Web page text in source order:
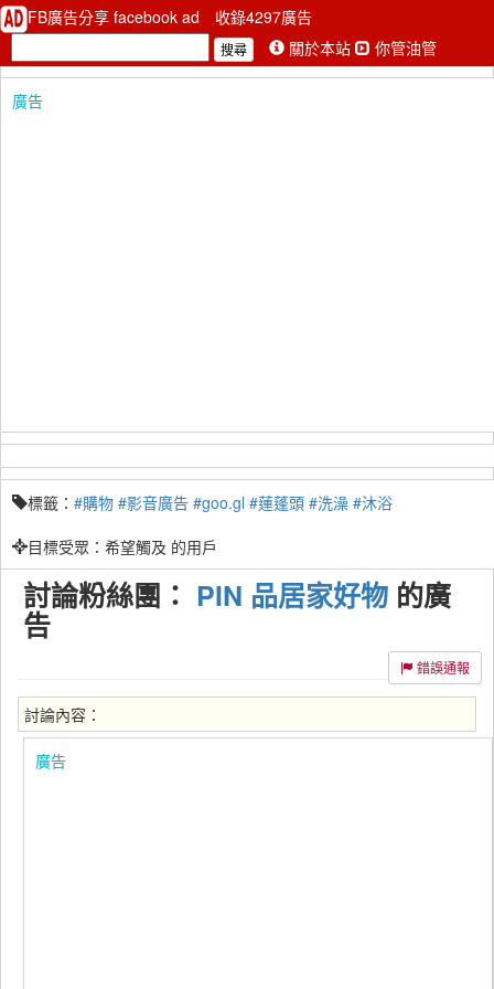
FB廣告分享 facebook ad
收錄4297廣告
關於本站
你管油管
廣告
標籤： #購物 #影音廣告 #goo.gl #蓮蓬頭 #洗澡 #沐浴
目標受眾：希望觸及 的用戶
討論粉絲團： PIN 品居家好物 的廣
告
錯誤通報
討論內容：
廣告